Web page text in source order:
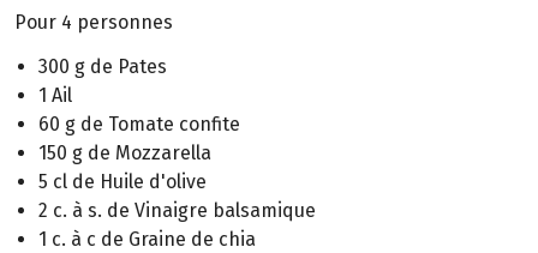
Pour 4 personnes
300 g de Pates
1 Ail
60 g de Tomate confite
150 g de Mozzarella
5 cl de Huile d'olive
2 c. à s. de Vinaigre balsamique
1 c. à c de Graine de chia